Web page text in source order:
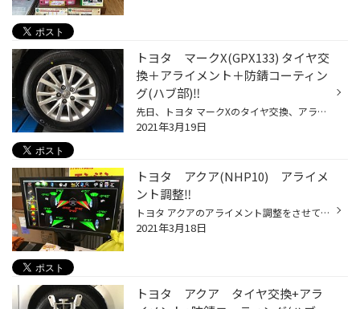
トヨタ マークX(GPX133) タイヤ交
換＋アライメント＋防錆コーティン
グ(ハブ部)‼️
先日、トヨタ マークXのタイヤ交換、アライメント調整、防錆コーティング(ハブ部)の作業をさせていただきました‼️ (ご来店いただきありがとうございました！！) 装着したタイヤはブリヂストンの乗り心地と静粛性に優れたレグノGR-XⅡに交換させていただきました‼️ トヨタの人気車種マークXのアライメ...
2021年3月19日
トヨタ アクア(NHP10) アライメ
ント調整‼️
トヨタ アクアのアライメント調整をさせていただきました‼️ 以下のように調整前は赤く数字が出ているように少しタイヤの角度が開いてしまっていました‼️ しっかり調整し、赤く表示されていたところを基準値の0°11に調整し、真っ直ぐなるようにしました‼️ これで安心して快適に運転出来ますね‼️ ご来...
2021年3月18日
トヨタ アクア タイヤ交換+アラ